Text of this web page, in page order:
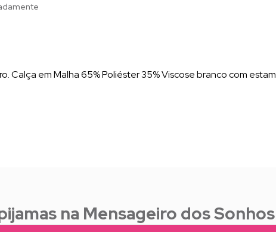
Calça em Malha 65% Poliéster 35% Viscose branco com
na Mensageiro dos Sonhos